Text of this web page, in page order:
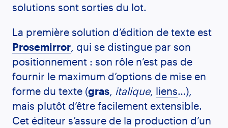
solutions sont sorties du lot.
La première solution d’édition de texte est
Prosemirror , qui se distingue par son
positionnement : son rôle n’est pas de
fournir le maximum d’options de mise en
forme du texte (gras italique, liens…),
mais plutôt d’être facilement extensible.
Cet éditeur s’assure de la production d’un